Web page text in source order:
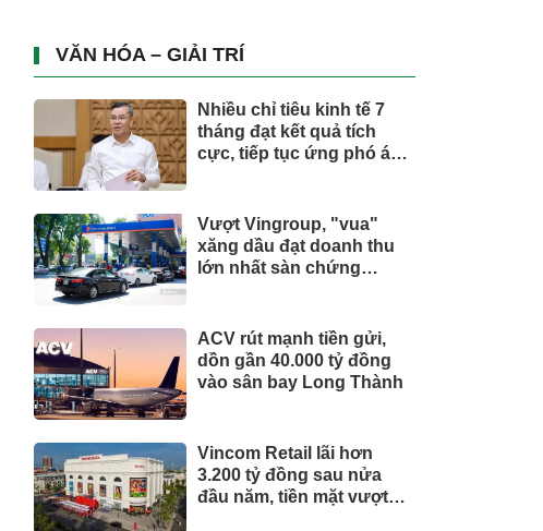
trụ, nắm giữ khối tài sản
hàng nghìn tỷ
VĂN HÓA – GIẢI TRÍ
Nhiều chỉ tiêu kinh tế 7
tháng đạt kết quả tích
cực, tiếp tục ứng phó áp
Vượt Vingroup, "vua"
xăng dầu đạt doanh thu
lớn nhất sàn chứng
ACV rút mạnh tiền gửi,
dồn gần 40.000 tỷ đồng
vào sân bay Long Thành
Vincom Retail lãi hơn
3.200 tỷ đồng sau nửa
đầu năm, tiền mặt vượt